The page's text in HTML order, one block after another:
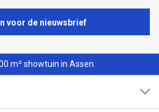
voor de nieuwsbrief
m² showtuin in Assen